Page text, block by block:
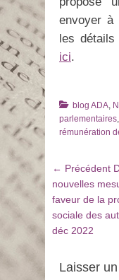
envoyer à
les
ici.
Catégories
blog ADA,
parlementaires,
rémunération
Navigation
de
l’article
← Précédent
:
nouvelles
faveur de la
sociale des
déc 2022
Laisser